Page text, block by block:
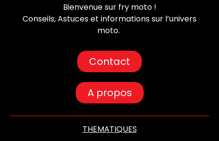
Bienvenue sur fry moto !
Conseils, Astuces et informations sur l’univers
moto.
Contact
A propos
THEMATIQUES